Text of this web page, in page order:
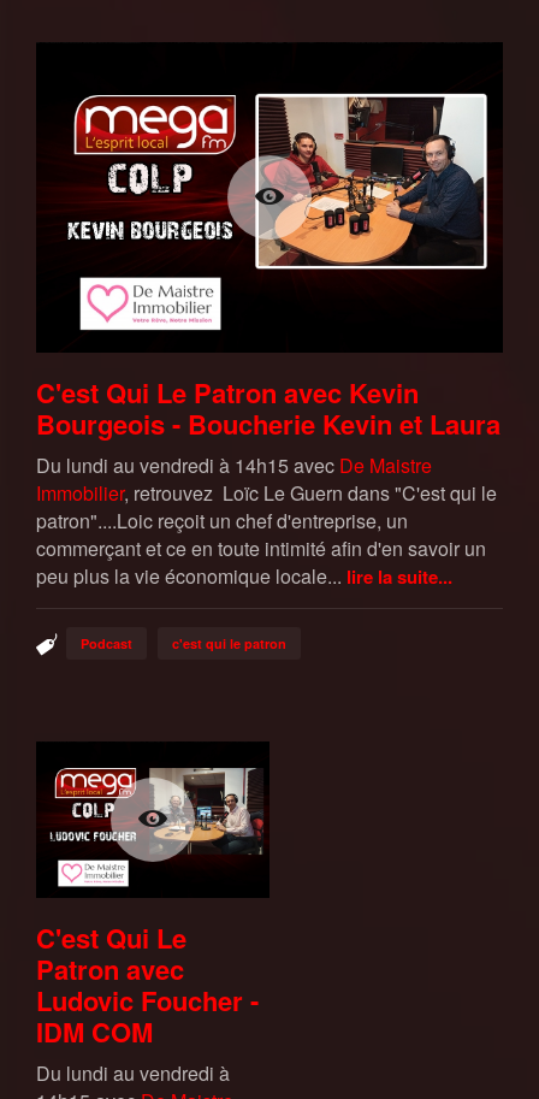
C'est Qui Le Patron avec Kevin
Bourgeois - Boucherie Kevin et Laura
Du lundi au vendredi à 14h15 avec De Maistre
Immobilier, retrouvez Loïc Le Guern dans "C'est qui le
patron"....Loic reçoit un chef d'entreprise, un
commerçant et ce en toute intimité afin d'en savoir un
peu plus la vie économique locale... lire la suite...
Podcast c'est qui le patron
C'est Qui Le
Patron avec
Ludovic Foucher -
IDM COM
Du lundi au vendredi à